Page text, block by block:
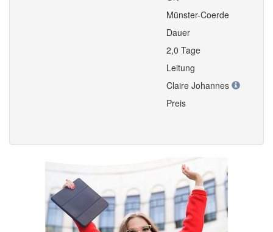
Münster-Coerde
Dauer
2,0 Tage
Leitung
Claire Johannes
Preis